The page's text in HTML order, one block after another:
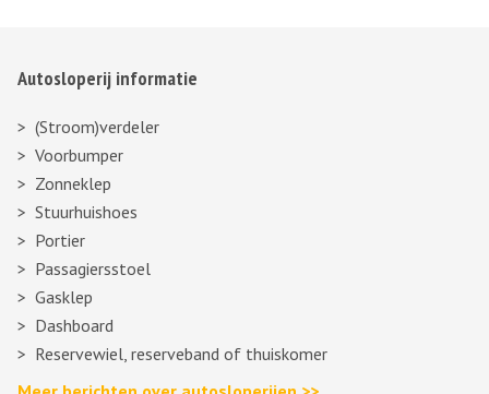
Autosloperij informatie
(Stroom)verdeler
Voorbumper
Zonneklep
Stuurhuishoes
Portier
Passagiersstoel
Gasklep
Dashboard
Reservewiel, reserveband of thuiskomer